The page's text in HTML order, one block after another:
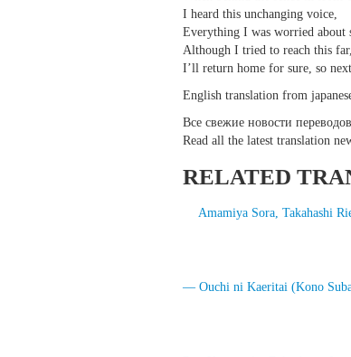
I heard this unchanging voice,
Everything I was worried about
Although I tried to reach this
I’ll return home for sure, so
English translation from
Все свежие новости
Read all the latest translation
RELATED
Amamiya Sora, Takahashi
— Ouchi ni Kaeritai (Kono